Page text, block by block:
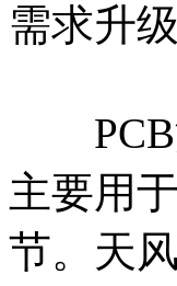
需求升级
PCB
主要用
节。天